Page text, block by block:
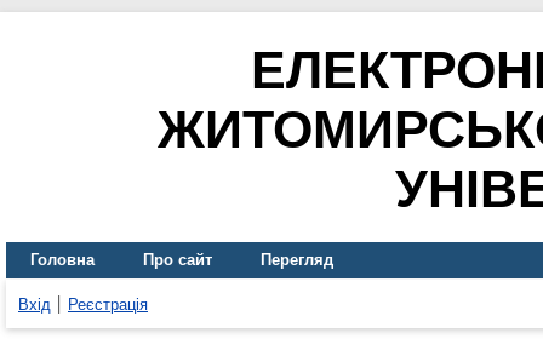
Головна Про сайт Перегляд
Вхід Реєстрація